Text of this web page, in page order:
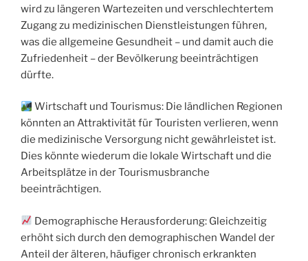
wird zu längeren Wartezeiten und verschlechtertem
Zugang zu medizinischen Dienstleistungen führen,
was die allgemeine Gesundheit – und damit auch die
Zufriedenheit – der Bevölkerung beeinträchtigen
dürfte.
Wirtschaft und Tourismus: Die ländlichen Regionen
könnten an Attraktivität für Touristen verlieren, wenn
die medizinische Versorgung nicht gewährleistet ist.
Dies könnte wiederum die lokale Wirtschaft und die
Arbeitsplätze in der Tourismusbranche
beeinträchtigen.
Demographische Herausforderung: Gleichzeitig
erhöht sich durch den demographischen Wandel der
Anteil der älteren, häufiger chronisch erkrankten